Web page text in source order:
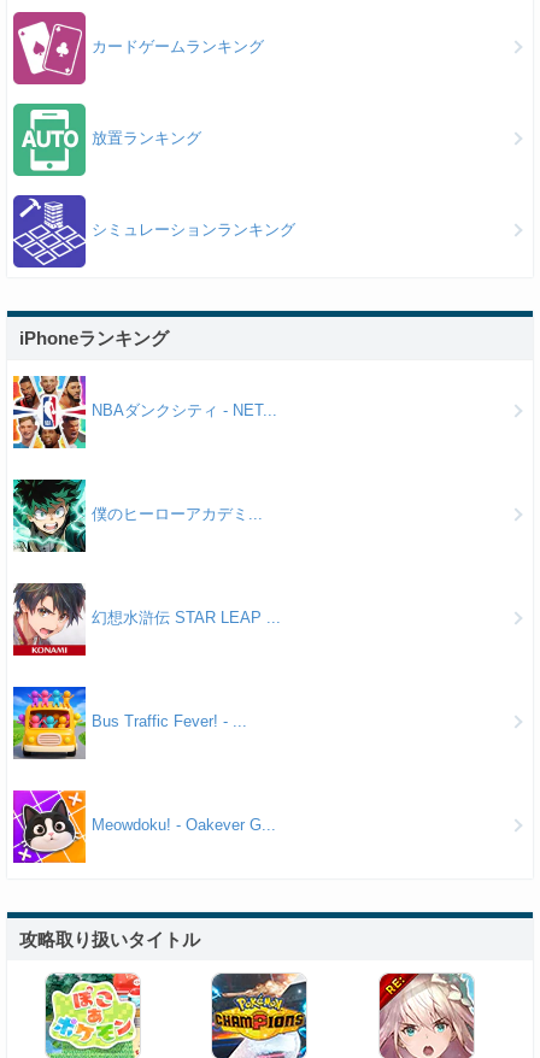
カードゲームランキング
放置ランキング
シミュレーションランキング
iPhoneランキング
NBAダンクシティ - NET...
僕のヒーローアカデミ...
幻想水滸伝 STAR LEAP ...
Bus Traffic Fever! - ...
Meowdoku! - Oakever G...
攻略取り扱いタイトル